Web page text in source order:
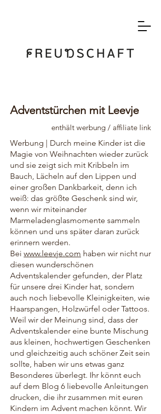
Adventstürchen mit Leevje
enthält werbung / affiliate link
Werbung | Durch meine Kinder ist die
Magie von Weihnachten wieder zurück
und sie zeigt sich mit Kribbeln im
Bauch, Lächeln auf den Lippen und
einer großen Dankbarkeit, denn ich
weiß: das größte Geschenk sind wir,
wenn wir miteinander
Marmeladenglasmomente sammeln
können und uns später daran zurück
erinnern werden.
Bei www.leevje.com haben wir nicht nur
diesen wunderschönen
Adventskalender gefunden, der Platz
für unsere drei Kinder hat, sondern
auch noch liebevolle Kleinigkeiten, wie
Haarspangen, Holzwürfel oder Tattoos.
Weil wir der Meinung sind, dass der
Adventskalender eine bunte Mischung
aus kleinen, hochwertigen Geschenken
und gleichzeitig auch schöner Zeit sein
sollte, haben wir uns etwas ganz
Besonderes überlegt. Ihr könnt euch
auf dem Blog 6 liebevolle Anleitungen
drucken, die ihr zusammen mit euren
Kindern im Advent machen könnt. Wir